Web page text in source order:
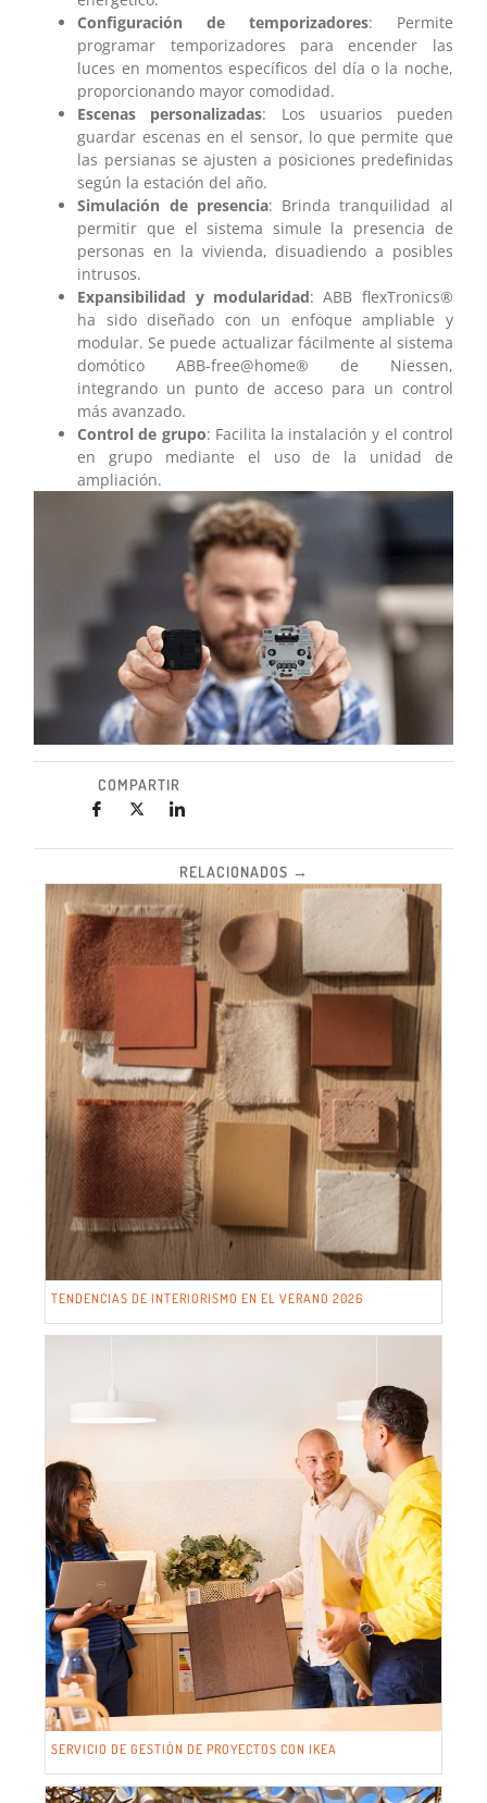
Configuración de temporizadores: Permite
programar temporizadores para encender las
luces en momentos específicos del día o la noche,
proporcionando mayor comodidad.
Escenas personalizadas: Los usuarios pueden
guardar escenas en el sensor, lo que permite que
las persianas se ajusten a posiciones predefinidas
según la estación del año.
Simulación de presencia: Brinda tranquilidad al
permitir que el sistema simule la presencia de
personas en la vivienda, disuadiendo a posibles
intrusos.
Expansibilidad y modularidad: ABB flexTronics®
ha sido diseñado con un enfoque ampliable y
modular. Se puede actualizar fácilmente al sistema
domótico ABB-free@home® de Niessen,
integrando un punto de acceso para un control
más avanzado.
Control de grupo: Facilita la instalación y el control
en grupo mediante el uso de la unidad de
ampliación.
COMPARTIR
RELACIONADOS →
TENDENCIAS DE INTERIORISMO EN EL VERANO 2026
SERVICIO DE GESTIÓN DE PROYECTOS CON IKEA